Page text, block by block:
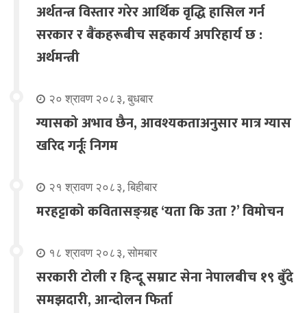
अर्थतन्त्र विस्तार गरेर आर्थिक वृद्धि हासिल गर्न
सरकार र बैंकहरूबीच सहकार्य अपरिहार्य छ :
अर्थमन्त्री
२० श्रावण २०८३, बुधबार
ग्यासको अभाव छैन, आवश्यकताअनुसार मात्र ग्यास
खरिद गर्नूः निगम
२१ श्रावण २०८३, बिहीबार
मरहट्टाको कवितासङ्ग्रह ‘यता कि उता ?’ विमोचन
१८ श्रावण २०८३, सोमबार
सरकारी टोली र हिन्दू सम्राट सेना नेपालबीच १९ बुँदे
समझदारी, आन्दोलन फिर्ता